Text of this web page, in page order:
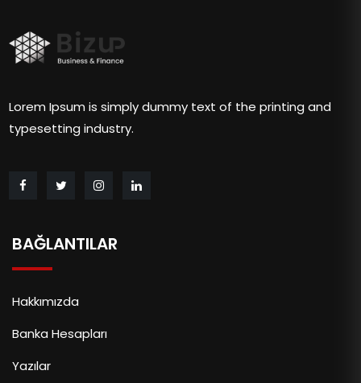
Lorem Ipsum is simply dummy text of the printing and
typesetting industry.
BAĞLANTILAR
Hakkımızda
Banka Hesapları
Yazılar